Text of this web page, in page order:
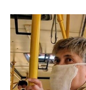
ХОККЕЙ С МЯЧОМ
ПРОИСШЕСТВИЯ